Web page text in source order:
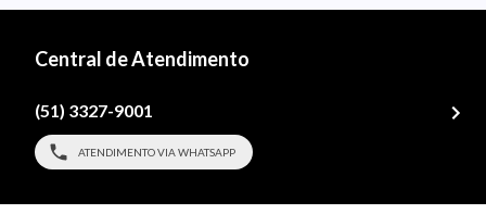
Central de Atendimento
(51) 3327-9001
ATENDIMENTO VIA WHATSAPP